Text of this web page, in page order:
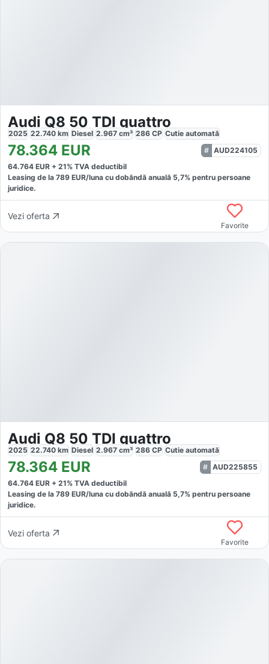
Audi Q8 50 TDI quattro
2025 22.740 km Diesel 2.967 cm³ 286 CP Cutie automată
78.364 EUR
AUD224105
64.764 EUR + 21% TVA deductibil
Leasing de la 789 EUR/luna cu dobăndă anuală 5,7% pentru persoane
juridice.
Vezi oferta
Favorite
Audi Q8 50 TDI quattro
2025 22.740 km Diesel 2.967 cm³ 286 CP Cutie automată
78.364 EUR
AUD225855
64.764 EUR + 21% TVA deductibil
Leasing de la 789 EUR/luna cu dobăndă anuală 5,7% pentru persoane
juridice.
Vezi oferta
Favorite